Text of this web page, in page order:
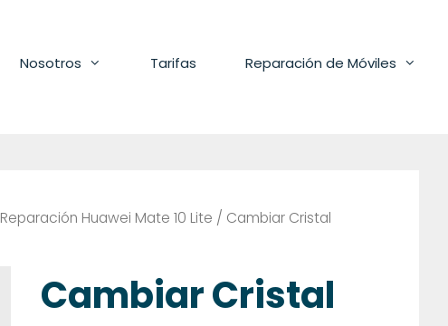
Nosotros Tarifas Reparación de Móviles
Reparación Huawei Mate 10 Lite / Cambiar Cristal
Cambiar Cristal